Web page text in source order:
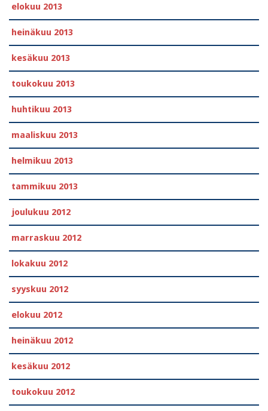
elokuu 2013
heinäkuu 2013
kesäkuu 2013
toukokuu 2013
huhtikuu 2013
maaliskuu 2013
helmikuu 2013
tammikuu 2013
joulukuu 2012
marraskuu 2012
lokakuu 2012
syyskuu 2012
elokuu 2012
heinäkuu 2012
kesäkuu 2012
toukokuu 2012